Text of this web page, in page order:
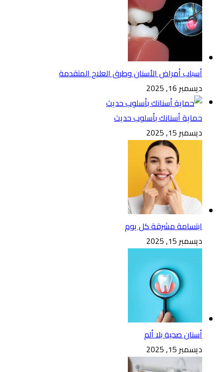
أسباب أمراض الأسنان وطرق العلاج المتقدمة
ديسمبر 16, 2025
حماية أسنانك بأسلوب حديث
ديسمبر 15, 2025
ابتسامة مشرقة كل يوم
ديسمبر 15, 2025
أسنان صحية بلا ألم
ديسمبر 15, 2025